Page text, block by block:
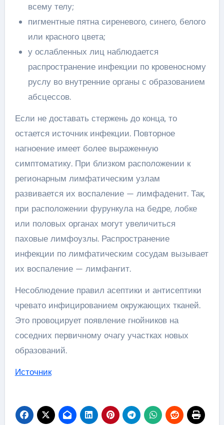
всему телу;
пигментные пятна сиреневого, синего, белого
или красного цвета;
у ослабленных лиц наблюдается
распространение инфекции по кровеносному
руслу во внутренние органы с образованием
абсцессов.
Если не доставать стержень до конца, то
остается источник инфекции. Повторное
нагноение имеет более выраженную
симптоматику. При близком расположении к
регионарным лимфатическим узлам
развивается их воспаление — лимфаденит. Так,
при расположении фурункула на бедре, лобке
или половых органах могут увеличиться
паховые лимфоузлы. Распространение
инфекции по лимфатическим сосудам вызывает
их воспаление — лимфангит.
Несоблюдение правил асептики и антисептики
чревато инфицированием окружающих тканей.
Это провоцирует появление гнойников на
соседних первичному очагу участках новых
образований.
Источник